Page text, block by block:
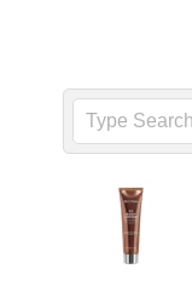
Search